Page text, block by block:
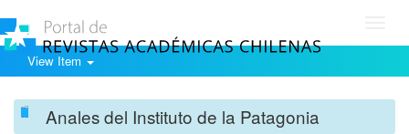
View Item
Anales del Instituto de la Patagonia